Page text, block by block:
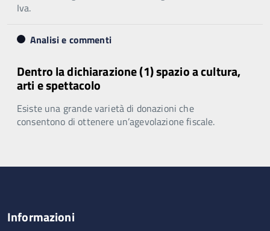
Iva.
Analisi e commenti
Dentro la dichiarazione (1) spazio a cultura,
arti e spettacolo
Esiste una grande varietà di donazioni che
consentono di ottenere un’agevolazione fiscale.
Informazioni